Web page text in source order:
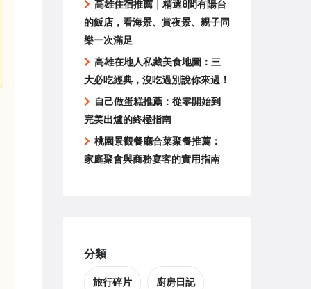
高雄住宿推薦｜精選8間有陽台
的飯店，看海景、賞夜景、親子同
樂一次滿足
高雄在地人私藏美食地圖：三
大必吃經典，沒吃過別說你來過！
自己做蛋糕推薦：從零開始到
完美出爐的終極指南
桃園景觀餐廳合菜聚餐推薦：
家庭聚會與商務宴客的實用指南
分類
旅行碎片 廚房日記